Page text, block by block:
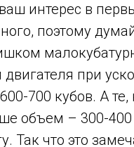
интерес в
поэтому
при
700 кубов. А те,
объем – 300-400
Так что это